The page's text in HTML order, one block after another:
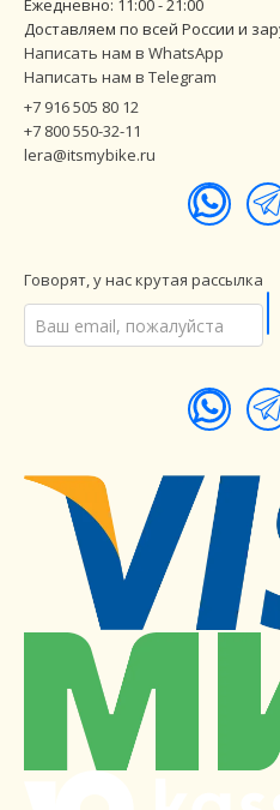
Ежедневно: 11:00 - 21:00
Доставляем по всей России и
Написать нам в WhatsApp
Написать нам в Telegram
+7 916 505 80 12
+7 800 550-32-11
lera@itsmybike.ru
Говорят, у нас крутая рассылка